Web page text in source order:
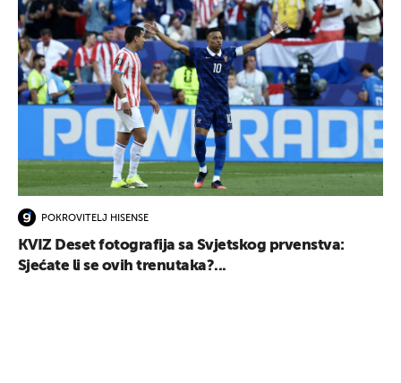
POKROVITELJ HISENSE
KVIZ Deset fotografija sa Svjetskog prvenstva:
Sjećate li se ovih trenutaka?...